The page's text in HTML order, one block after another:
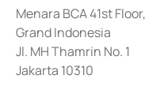
Penerbitan, Transaksi, serta
Surat Berharga Komersial yang
Menara BCA 41st Floor,
Grand Indonesia
Jl. MH Thamrin No. 1
Jakarta 10310